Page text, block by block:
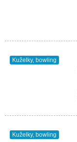
Kuželky, bowling
Kuželky, bowling